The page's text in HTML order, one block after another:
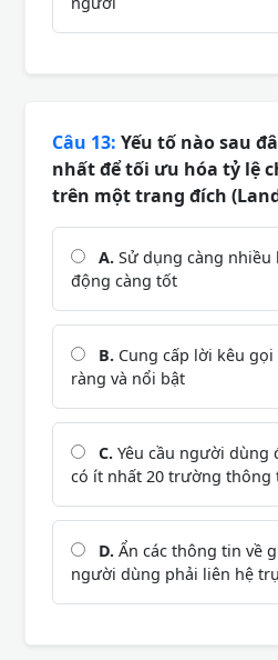
Câu 13: Yếu tố nào sau
nhất để tối ưu hóa tỷ lệ
trên một trang đích
A. Sử dụng càng
động càng tốt
B. Cung cấp lời kêu gọi
ràng và nổi bật
C. Yêu cầu người dùng
có ít nhất 20 trường thông
D. Ẩn các thông tin về
người dùng phải liên hệ